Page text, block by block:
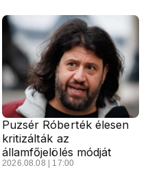
Puzsér Róberték élesen
kritizálták az
államfőjelölés módját
2026.08.08 | 17:00